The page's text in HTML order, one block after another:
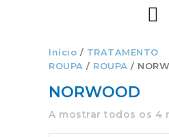
Início / TRATAMENTO
ROUPA / ROUPA /
NORWOOD
A mostrar todos os 4